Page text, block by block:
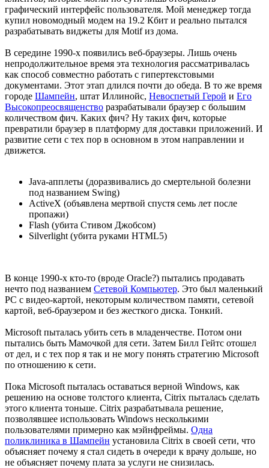
графический интерфейс пользователя. Мой менеджер тогда
купил новомодный модем на 19.2 Кбит и реально пытался
разрабатывать виджеты для Motif из дома.
В середине 1990-х появились веб-браузеры. Лишь очень
непродолжительное время эта технология рассматривалась
как способ совместно работать с гипертекстовыми
документами. Этот этап длился почти до обеда. В то же время
городе Шампейн, штат Иллинойс, Невоспетый Герой и Его
Высокопреосвященство разрабатывали браузер с большим
количеством фич. Каких фич? Ну таких фич, которые
превратили браузер в платформу для доставки приложений. И
развитие сети с тех пор в основном в этом направлении и
движется.
Java-апплеты (доразвивались до смертельной болезни
под названием Swing)
ActiveX (объявлена мертвой спустя семь лет после
пропажи)
Flash (убита Стивом Джобсом)
Silverlight (убита руками HTML5)
В конце 1990-х кто-то (вроде Oracle?) пытались продавать
нечто под названием Сетевой Компьютер. Это был маленький
PC с видео-картой, некоторым количеством памяти, сетевой
картой, веб-браузером и без жесткого диска. Тонкий.
Microsoft пыталась убить сеть в младенчестве. Потом они
пытались быть Мамочкой для сети. Затем Билл Гейтс отошел
от дел, и с тех пор я так и не могу понять стратегию Microsoft
по отношению к сети.
Пока Microsoft пыталась оставаться верной Windows, как
решению на основе толстого клиента, Citrix пыталась сделать
этого клиента тоньше. Citrix разрабатывала решение,
позволявшее использовать Windows несколькими
пользователями примерно как мэйнфреймы. Одна
поликлиника в Шампейн установила Citrix в своей сети, что
объясняет почему я стал сидеть в очереди к врачу дольше, но
не объясняет почему плата за услуги не снизилась.